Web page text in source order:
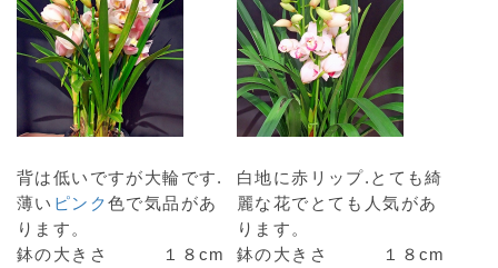
背は低いですが大輪です.
薄い ピンク色で気品があ
ります。
鉢の大きさ １８cm
白地に赤リップ.とても綺
麗な花でとても人気があ
ります。
鉢の大きさ １８cm